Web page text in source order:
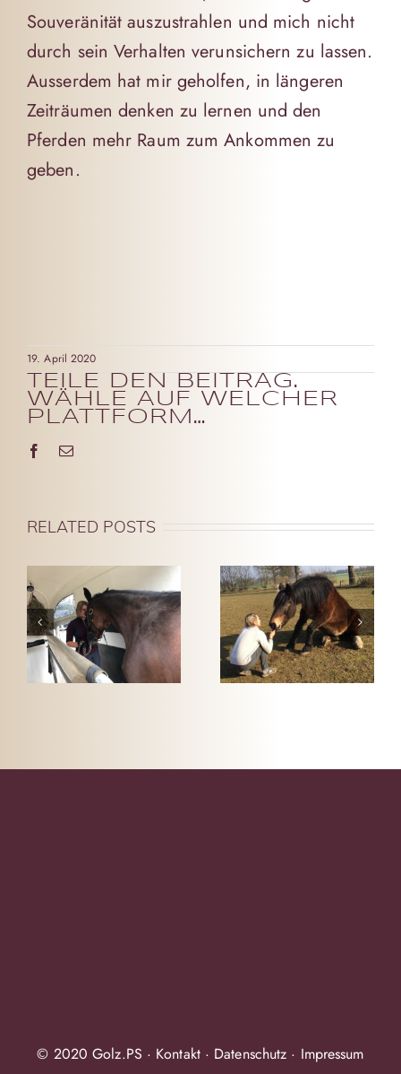
Souveränität auszustrahlen und mich nicht
durch sein Verhalten verunsichern zu lassen.
Ausserdem hat mir geholfen, in längeren
Zeiträumen denken zu lernen und den
Pferden mehr Raum zum Ankommen zu
geben.
19. April 2020
TEILE DEN BEITRAG.
WÄHLE AUF WELCHER
PLATTFORM…
Facebook
Email
RELATED POSTS
MARTINA
MIT
LEEVMARIE
JULIA
MIT LINE
© 2020 Golz.PS · Kontakt· Datenschutz · Impressum